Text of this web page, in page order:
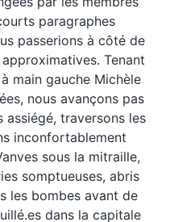
paragraphes
passerions à côté de
Tenant
main gauche Michèle
nous avançons pas
assiégé, traversons les
inconfortablement
sous la mitraille,
somptueuses, abris
les bombes avant de
dans la capitale